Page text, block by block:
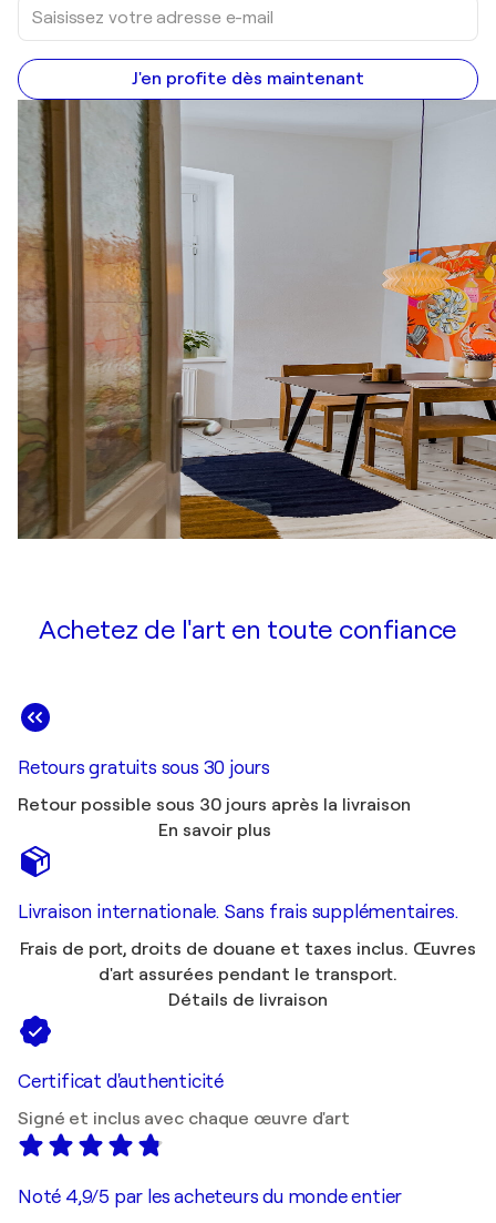
J'en profite dès maintenant
Achetez de l'art en toute confiance
Retours gratuits sous 30 jours
Retour possible sous 30 jours après la livraison
En savoir plus
Livraison internationale. Sans frais supplémentaires.
Frais de port, droits de douane et taxes inclus. Œuvres
d'art assurées pendant le transport.
Détails de livraison
Certificat d'authenticité
Signé et inclus avec chaque œuvre d'art
Noté 4,9/5 par les acheteurs du monde entier